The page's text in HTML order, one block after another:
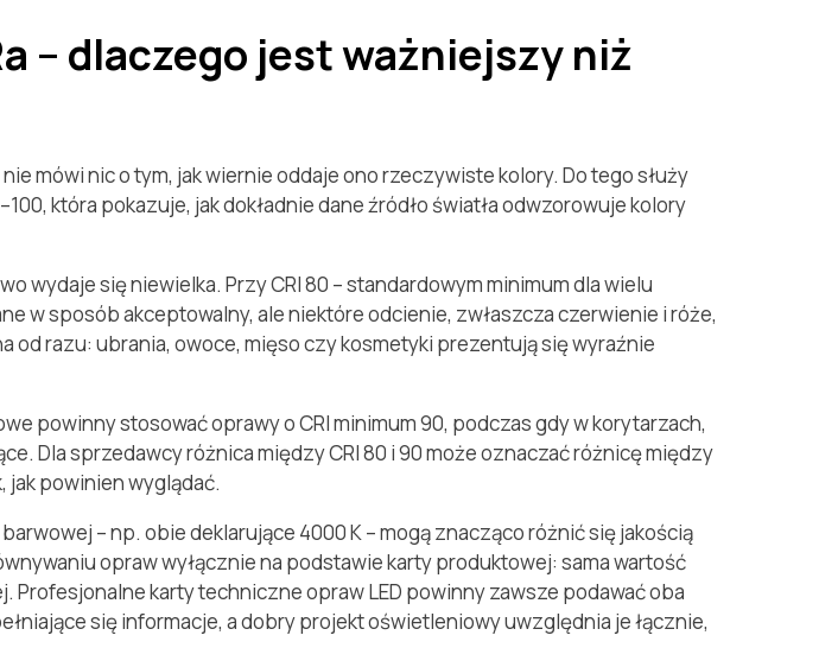
– dlaczego jest ważniejszy niż
mówi nic o tym, jak wiernie oddaje ono rzeczywiste kolory. Do tego służy
która pokazuje, jak dokładnie dane źródło światła odwzorowuje kolory
wydaje się niewielka. Przy CRI 80 – standardowym minimum dla wielu
w sposób akceptowalny, ale niektóre odcienie, zwłaszcza czerwienie i róże,
od razu: ubrania, owoce, mięso czy kosmetyki prezentują się wyraźnie
powinny stosować oprawy o CRI minimum 90, podczas gdy w korytarzach,
Dla sprzedawcy różnica między CRI 80 i 90 może oznaczać różnicę między
jak powinien wyglądać.
– np. obie deklarujące 4000 K – mogą znacząco różnić się jakością
opraw wyłącznie na podstawie karty produktowej: sama wartość
Profesjonalne karty techniczne opraw LED powinny zawsze podawać oba
się informacje, a dobry projekt oświetleniowy uwzględnia je łącznie,